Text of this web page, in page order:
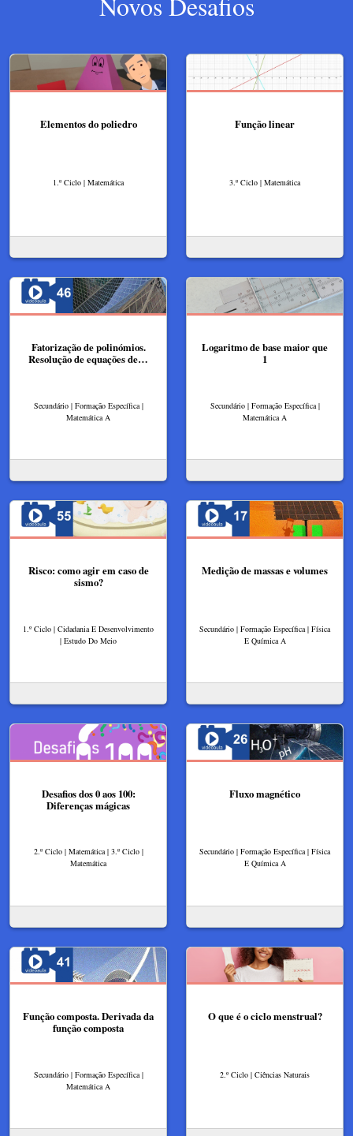
Elementos do poliedro
1.º Ciclo | Matemática
Função linear
3.º Ciclo | Matemática
Fatorização de polinómios.
Resolução de equações de…
Secundário | Formação Específica |
Matemática A
Logaritmo de base maior que
1
Secundário | Formação Específica |
Matemática A
Risco: como agir em caso de
sismo?
1.º Ciclo | Cidadania E Desenvolvimento
| Estudo Do Meio
Medição de massas e volumes
Secundário | Formação Específica | Física
E Química A
Desafios dos 0 aos 100:
Diferenças mágicas
2.º Ciclo | Matemática | 3.º Ciclo |
Matemática
Fluxo magnético
Secundário | Formação Específica | Física
E Química A
Função composta. Derivada da
função composta
Secundário | Formação Específica |
Matemática A
O que é o ciclo menstrual?
2.º Ciclo | Ciências Naturais